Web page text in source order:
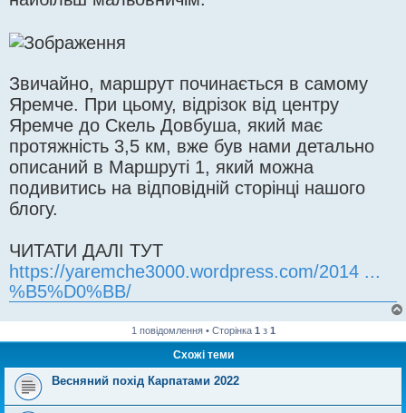
Звичайно, маршрут починається в самому
Яремче. При цьому, відрізок від центру
Яремче до Скель Довбуша, який має
протяжність 3,5 км, вже був нами детально
описаний в Маршруті 1, який можна
подивитись на відповідній сторінці нашого
блогу.
ЧИТАТИ ДАЛІ ТУТ
https://yaremche3000.wordpress.com/2014 ...
%B5%D0%BB/
1 повідомлення • Сторінка 1 з 1
Схожі теми
Весняний похід Карпатами 2022